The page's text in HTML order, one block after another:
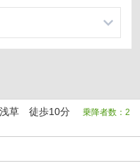
ント一覧
ナント一覧
一覧
浅草 徒歩10分 乗降者数：2